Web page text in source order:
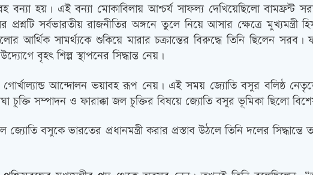
বন্যা হয়। এই বন্যা মোকাবিলায় আশ্চর্য সাফল্য দেখিয়েছিলো বামফ্রন্ট
প্রশ্নটি সর্বভারতীয় রাজনীতির অঙ্গনে তুলে নিয়ে আসার ক্ষেত্রে
আর্থিক সামর্থ্যকে শুকিয়ে মারার চক্রান্তের বিরুদ্ধে তিনি ছিলেন
বৃহৎ শিল্প স্থাপনের সিদ্ধান্ত নেয়।
গোর্খাল্যান্ড আন্দোলন ভয়াবহ রূপ নেয়। এই সময় জ্যোতি বসুর বলিষ্ঠ
চুক্তি সম্পাদন ও ফারাক্কা জল চুক্তির বিষয়ে জ্যোতি বসুর ভূমিকা ছিলো
বসুকে ভারতের প্রধানমন্ত্রী করার প্রস্তাব উঠলে তিনি দলের